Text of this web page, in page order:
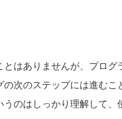
はありませんが、プロ
次のステップには進む
のはしっかり理解して、